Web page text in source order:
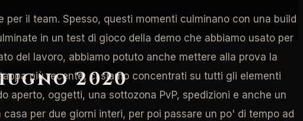
2020
il team. Spesso, questi momenti culminano con una build
in un test di gioco della demo che abbiamo usato per
del lavoro, abbiamo potuto anche mettere alla prova la
più recente, ci siamo concentrati su tutti gli elementi
aperto, oggetti, una sottozona PvP, spedizioni e anche un
per due giorni interi, per poi passare un po' di tempo ad